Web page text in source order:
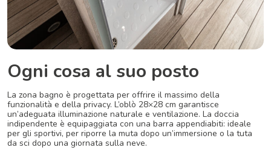
Ogni cosa al suo posto
La zona bagno è progettata per offrire il massimo della
funzionalità e della privacy. L’oblò 28×28 cm garantisce
un’adeguata illuminazione naturale e ventilazione. La doccia
indipendente è equipaggiata con una barra appendiabiti: ideale
per gli sportivi, per riporre la muta dopo un’immersione o la tuta
da sci dopo una giornata sulla neve.